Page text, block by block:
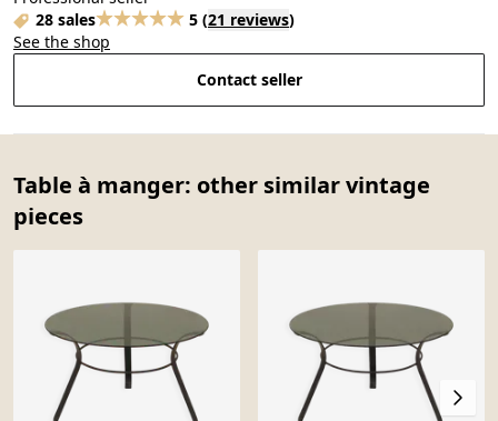
28 sales
5 (21 reviews)
See the shop
Contact seller
Table à manger: other similar vintage
pieces